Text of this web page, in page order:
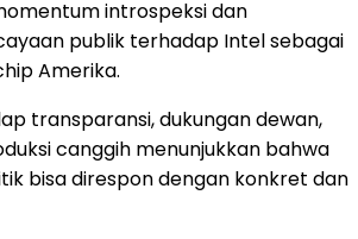
introspeksi dan
publik terhadap Intel sebagai
Amerika.
transparansi, dukungan dewan,
canggih menunjukkan bahwa
bisa direspon dengan konkret dan